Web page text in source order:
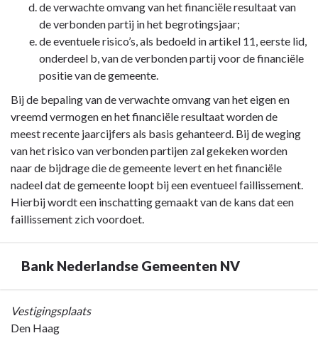
de verwachte omvang van het financiële resultaat van
de verbonden partij in het begrotingsjaar;
de eventuele risico’s, als bedoeld in artikel 11, eerste lid,
onderdeel b, van de verbonden partij voor de financiële
positie van de gemeente.
Bij de bepaling van de verwachte omvang van het eigen en
vreemd vermogen en het financiële resultaat worden de
meest recente jaarcijfers als basis gehanteerd. Bij de weging
van het risico van verbonden partijen zal gekeken worden
naar de bijdrage die de gemeente levert en het financiële
nadeel dat de gemeente loopt bij een eventueel faillissement.
Hierbij wordt een inschatting gemaakt van de kans dat een
faillissement zich voordoet.
Bank Nederlandse Gemeenten NV
Terug
naar
Vestigingsplaats
Den Haag